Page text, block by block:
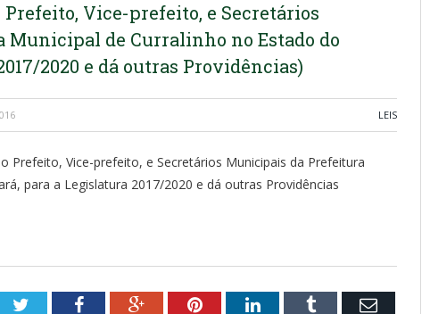
Prefeito, Vice-prefeito, e Secretários
de Curralinho no Estado do
2020 e dá outras Providências)
LEIS
Prefeito, Vice-prefeito, e Secretários Municipais da Prefeitura
para a Legislatura 2017/2020 e dá outras Providências
TwitterFacebookGoogle+PinterestLinkedInTumblr Email